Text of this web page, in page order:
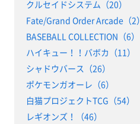
クルセイドシステム（20）
Fate/Grand Order Arcade（2）
BASEBALL COLLECTION（6）
ハイキュー！！バボカ（11）
シャドウバース（26）
ポケモンガオーレ（6）
白猫プロジェクトTCG（54）
レギオンズ！（46）